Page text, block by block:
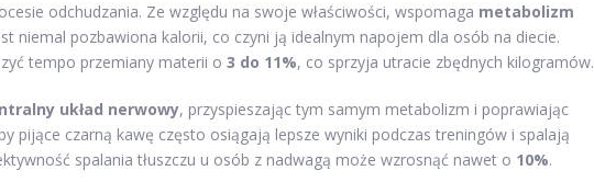
odchudzania. Ze względu na swoje właściwości, wspomaga metabolizm
niemal pozbawiona kalorii, co czyni ją idealnym napojem dla osób na diecie.
tempo przemiany materii o 3 do 11%, co sprzyja utracie zbędnych kilogramów.
układ nerwowy, przyspieszając tym samym metabolizm i poprawiając
pijące czarną kawę często osiągają lepsze wyniki podczas treningów i spalają
spalania tłuszczu u osób z nadwagą może wzrosnąć nawet o 10%.